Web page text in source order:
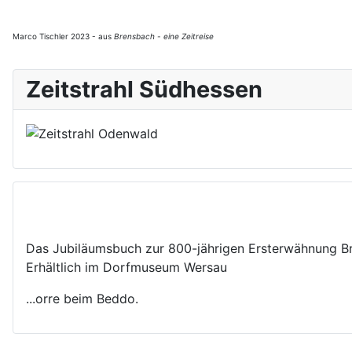
Marco Tischler 2023 - aus Brensbach - eine Zeitreise
Zeitstrahl Südhessen
Das Jubiläumsbuch zur 800-jährigen Ersterwähnung
Erhältlich im Dorfmuseum Wersau
...orre beim Beddo.